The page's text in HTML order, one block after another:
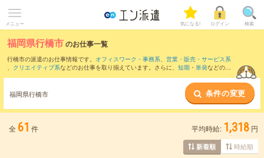
メニュー 気になる! ログイン 検索
福岡県行橋市のお仕事一覧
行橋市の派遣のお仕事情報です。 オフィスワーク・事務系、 営業・販売・サービス系
、 クリエイティブ系などのお仕事を取り揃えています。さらに、 短期 ・ 単発などの期
また、小倉南区 など隣接エリアのお仕事もご確認いただけます。
福岡県行橋市 条件の変更
全 61 件 平均時給: 1,318 円
新着順 時給順